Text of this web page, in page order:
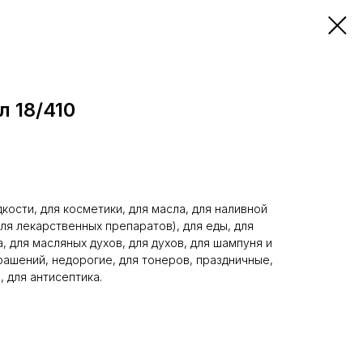
18/410
для косметики, для масла, для наливной
лекарственных препаратов), для еды, для
для масляных духов, для духов, для шампуня и
недорогие, для тонеров, праздничные,
антисептика.